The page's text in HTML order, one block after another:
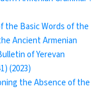
the Basic Words of the
Ancient Armenian
of Yerevan
(2023)
the Absence of the